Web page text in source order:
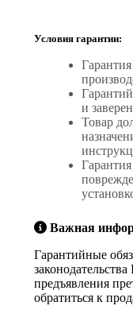
Условия гарантии:
Гарантия
и
Товар
Важная
Гарантийные
предъявления
обратиться к